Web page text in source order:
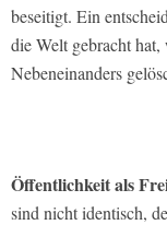
beseitigt. Ein
die Welt gebracht hat,
Nebeneinanders
Öffentlichkeit als
sind nicht identisch,